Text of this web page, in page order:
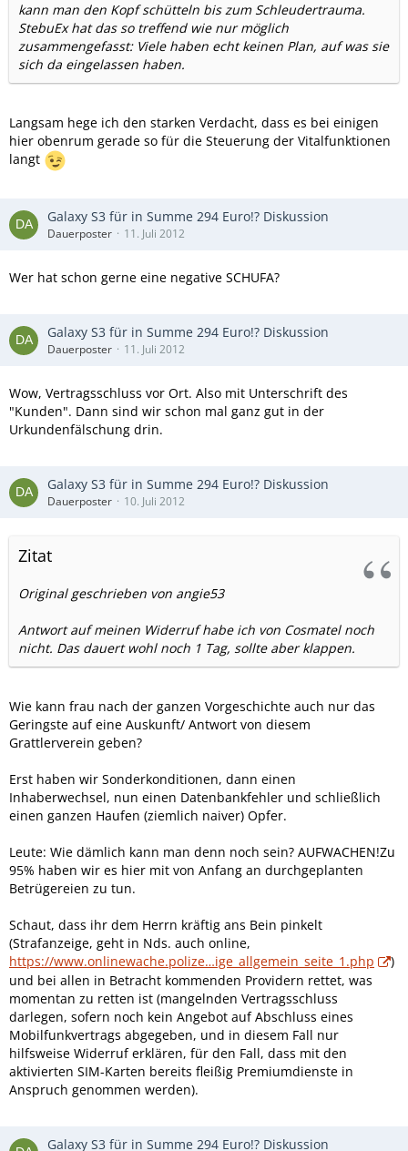
kann man den Kopf schütteln bis zum Schleudertrauma.
StebuEx hat das so treffend wie nur möglich
zusammengefasst: Viele haben echt keinen Plan, auf was sie
sich da eingelassen haben.
Langsam hege ich den starken Verdacht, dass es bei einigen
hier obenrum gerade so für die Steuerung der Vitalfunktionen
langt
Galaxy S3 für in Summe 294 Euro!? Diskussion
Dauerposter 11. Juli 2012
Wer hat schon gerne eine negative SCHUFA?
Galaxy S3 für in Summe 294 Euro!? Diskussion
Dauerposter 11. Juli 2012
Wow, Vertragsschluss vor Ort. Also mit Unterschrift des
"Kunden". Dann sind wir schon mal ganz gut in der
Urkundenfälschung drin.
Galaxy S3 für in Summe 294 Euro!? Diskussion
Dauerposter 10. Juli 2012
Zitat
Original geschrieben von angie53
Antwort auf meinen Widerruf habe ich von Cosmatel noch
nicht. Das dauert wohl noch 1 Tag, sollte aber klappen.
Wie kann frau nach der ganzen Vorgeschichte auch nur das
Geringste auf eine Auskunft/ Antwort von diesem
Grattlerverein geben?
Erst haben wir Sonderkonditionen, dann einen
Inhaberwechsel, nun einen Datenbankfehler und schließlich
einen ganzen Haufen (ziemlich naiver) Opfer.
Leute: Wie dämlich kann man denn noch sein? AUFWACHEN!Zu
95% haben wir es hier mit von Anfang an durchgeplanten
Betrügereien zu tun.
Schaut, dass ihr dem Herrn kräftig ans Bein pinkelt
(Strafanzeige, geht in Nds. auch online,
https://www.onlinewache.polize…ige_allgemein_seite_1.php
)
und bei allen in Betracht kommenden Providern rettet, was
momentan zu retten ist (mangelnden Vertragsschluss
darlegen, sofern noch kein Angebot auf Abschluss eines
Mobilfunkvertrags abgegeben, und in diesem Fall nur
hilfsweise Widerruf erklären, für den Fall, dass mit den
aktivierten SIM-Karten bereits fleißig Premiumdienste in
Anspruch genommen werden).
Galaxy S3 für in Summe 294 Euro!? Diskussion